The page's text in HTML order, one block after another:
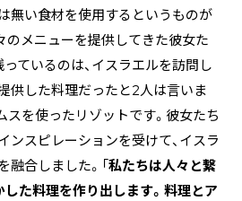
無い食材を使用するというものが
のメニューを提供してきた彼女た
ているのは、イスラエルを訪問し
供した料理だったと2人は言いま
スを使ったリゾットです。彼女たち
ンスピレーションを受けて、イスラ
融合しました。「私たちは人々と繋
した料理を作り出します。料理とア